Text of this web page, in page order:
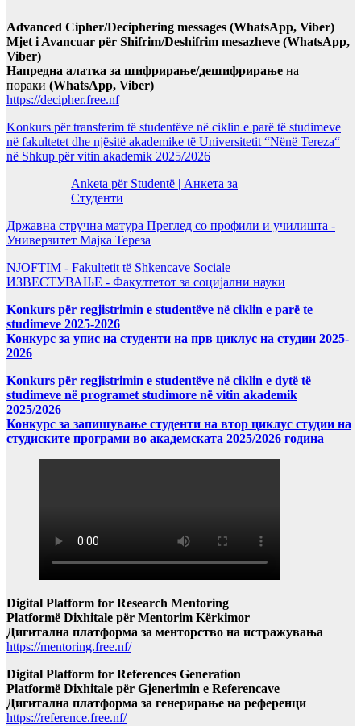
Advanced Cipher/Deciphering messages (WhatsApp, Viber)
Mjet i Avancuar për Shifrim/Deshifrim mesazheve (WhatsApp,
Viber)
Напредна алатка за шифрирање/дешифрирање на
пораки (WhatsApp, Viber)
https://decipher.free.nf
Konkurs për transferim të studentëve në ciklin e parë të studimeve
në fakultetet dhe njësitë akademike të Universitetit “Nënë Tereza“
në Shkup për vitin akademik 2025/2026
Anketa për Studentë | Анкета за
Студенти
Државна стручна матура Преглед со профили и училишта -
Универзитет Мајка Тереза
NJOFTIM - Fakultetit të Shkencave Sociale
ИЗВЕСТУВАЊЕ - Факултетот за социјални науки
Konkurs për regjistrimin e studentëve në ciklin e parë te
studimeve 2025-2026
Конкурс за упис на студенти на прв циклус на студии 2025-
2026
Konkurs për regjistrimin e studentëve në ciklin e dytë të
studimeve në programet studimore në vitin akademik
2025/2026
Конкурс за запишување студенти на втор циклус студии на
студиските програми во академската 2025/2026 година
Digital Platform for Research Mentoring
Platformë Dixhitale për Mentorim Kërkimor
Дигитална платформа за менторство на истражувања
https://mentoring.free.nf/
Digital Platform for References Generation
Platformë Dixhitale për Gjenerimin e Referencave
Дигитална платформа за генерирање на референци
https://reference.free.nf/